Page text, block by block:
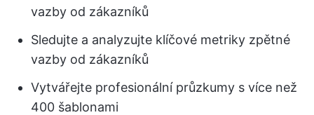
vazby od zákazníků
Sledujte a analyzujte klíčové metriky zpětné
vazby od zákazníků
Vytvářejte profesionální průzkumy s více než
400 šablonami